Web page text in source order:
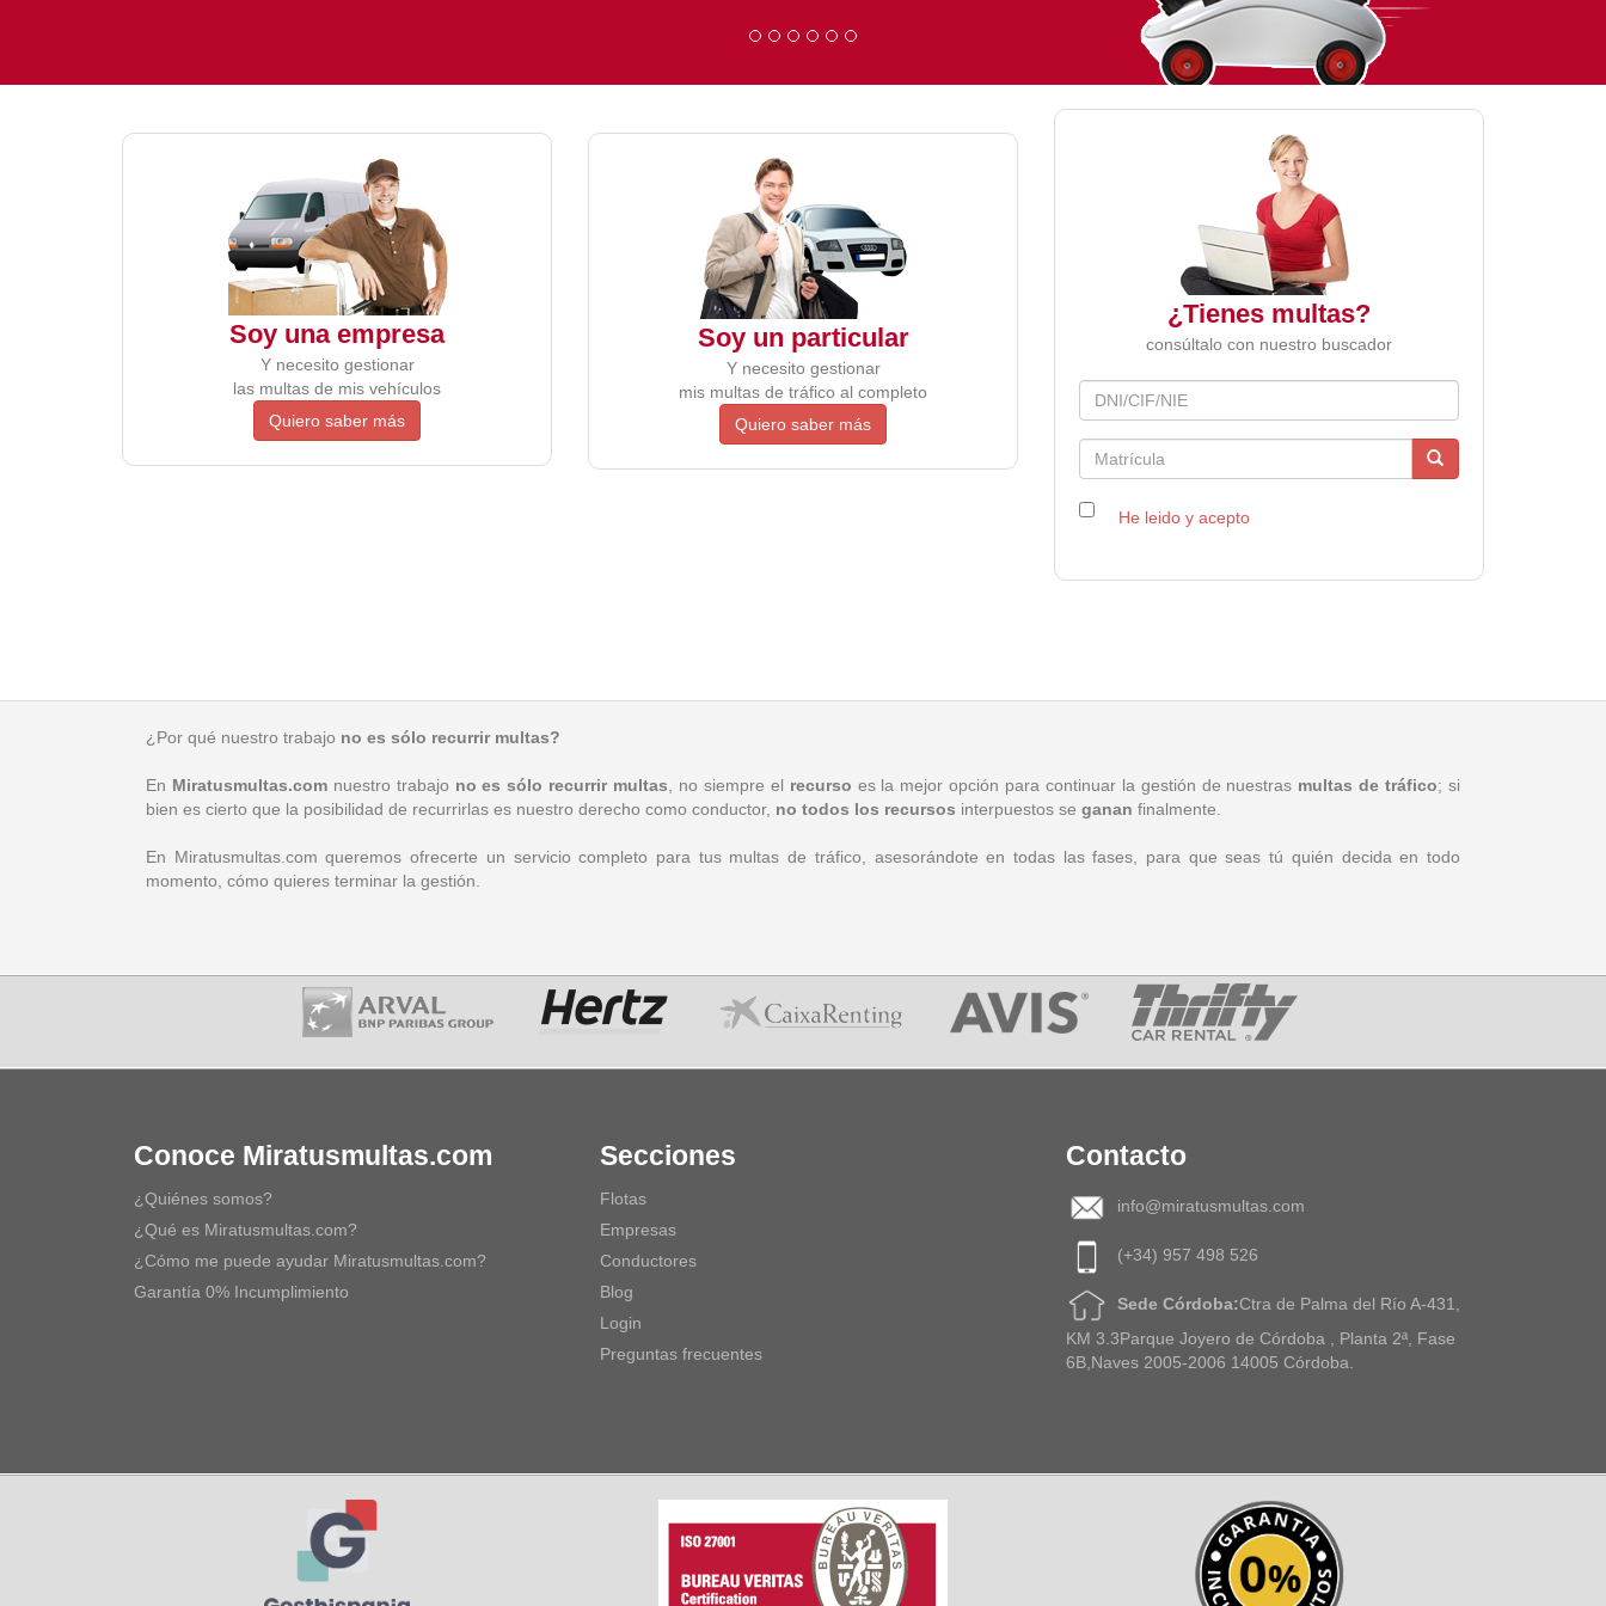
Soy una empresa
Y necesito gestionar
las multas de mis vehículos
Quiero saber más
Soy un particular
Y necesito gestionar
mis multas de tráfico al completo
Quiero saber más
¿Tienes multas?
consúltalo con nuestro buscador
He leido y acepto
¿Por qué nuestro trabajo no es sólo recurrir multas?
En Miratusmultas.comnuestro trabajo no es sólo recurrir multas , no siempre el recurso es la mejor opción para continuar la gestión de nuestras multas de tráfico; si
bien es cierto que la posibilidad de recurrirlas es nuestro derecho como conductor, no todos los recursos interpuestos se ganan finalmente.
En Miratusmultas.com queremos ofrecerte un servicio completo para tus multas de tráfico, asesorándote en todas las fases, para que seas tú quién decida en todo
momento, cómo quieres terminar la gestión.
Conoce Miratusmultas.com
¿Quiénes somos?
¿Qué es Miratusmultas.com?
¿Cómo me puede ayudar Miratusmultas.com?
Garantía 0% Incumplimiento
Secciones
Flotas
Empresas
Conductores
Blog
Login
Preguntas frecuentes
Contacto
info@miratusmultas.com
(+34) 957 498 526
Sede Córdoba:Ctra de Palma del Río A-431,
KM 3.3Parque Joyero de Córdoba , Planta 2ª, Fase
6B,Naves 2005-2006 14005 Córdoba.